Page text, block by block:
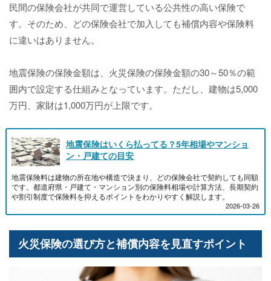
民間の保険会社が共同で運営している公共性の高い保険で
す。そのため、どの保険会社で加入しても補償内容や保険料
に違いはありません。
地震保険の保険金額は、火災保険の保険金額の30～50％の範
囲内で設定する仕組みとなっています。ただし、建物は5,000
万円、家財は1,000万円が上限です。
地震保険はいくら払ってる？5年相場やマンショ
ン・戸建ての目安
地震保険料は建物の所在地や構造で決まり、どの保険会社で契約しても同額
です。都道府県・戸建て・マンション別の保険料相場や計算方法、長期契約
や割引制度で保険料を抑えるポイントをわかりやすく解説します。
2026-03-26
火災保険の選び方と補償内容を見直すポイント